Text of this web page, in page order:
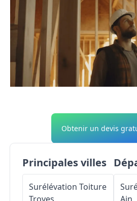
Obtenir un devis
Principales villes
Surélévation Toiture